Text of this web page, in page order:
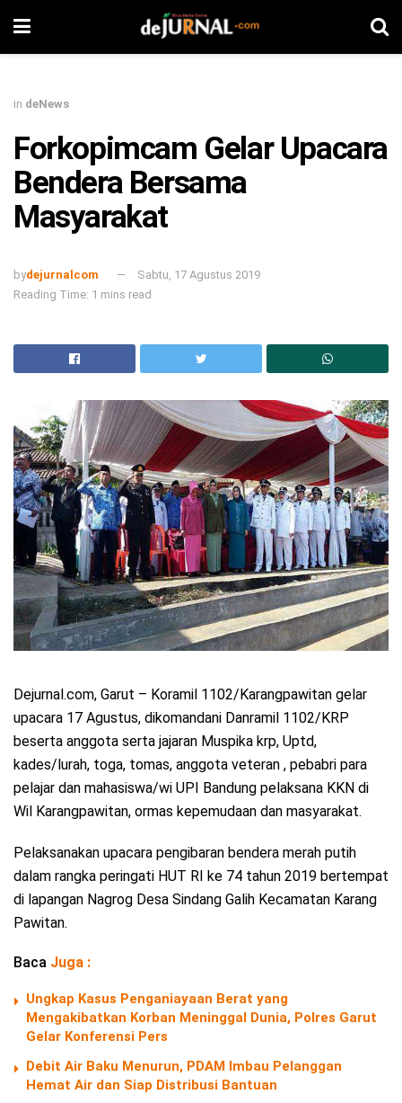
in deNews
Forkopimcam Gelar Upacara
Bendera Bersama
Masyarakat
bydejurnalcom
Sabtu, 17 Agustus 2019
Reading Time: 1 mins read
Dejurnal.com, Garut – Koramil 1102/Karangpawitan gelar
upacara 17 Agustus, dikomandani Danramil 1102/KRP
beserta anggota serta jajaran Muspika krp, Uptd,
kades/lurah, toga, tomas, anggota veteran , pebabri para
pelajar dan mahasiswa/wi UPI Bandung pelaksana KKN di
Wil Karangpawitan, ormas kepemudaan dan masyarakat.
Pelaksanakan upacara pengibaran bendera merah putih
dalam rangka peringati HUT RI ke 74 tahun 2019 bertempat
di lapangan Nagrog Desa Sindang Galih Kecamatan Karang
Pawitan.
Baca Juga :
Ungkap Kasus Penganiayaan Berat yang
Mengakibatkan Korban Meninggal Dunia, Polres Garut
Gelar Konferensi Pers
Debit Air Baku Menurun, PDAM Imbau Pelanggan
Hemat Air dan Siap Distribusi Bantuan